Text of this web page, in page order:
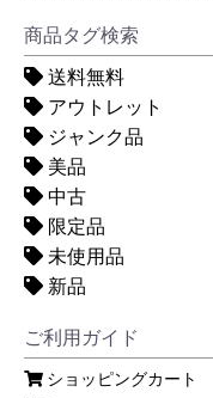
商品タグ検索
送料無料
アウトレット
ジャンク品
美品
中古
限定品
未使用品
新品
ご利用ガイド
ショッピングカート